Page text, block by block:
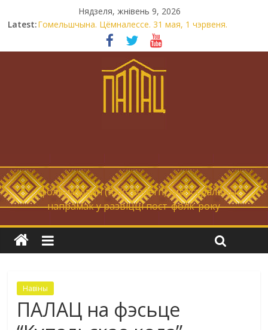
Нядзеля, жнівень 9, 2026
Latest:Гомельшчына. Цёмналессе. 31 мая, 1 чэрвеня.
Нічога не дарэмна. Невыносна балюча нараджаецца
беларуская палітычная нацыя.
Запрашаем у інтравертнасць
… фолк-мадэрн (folk-modern), магістральны
напрамак у развіцці пост-фолк-року
Навіны
ПАЛАЦ на фэсьце